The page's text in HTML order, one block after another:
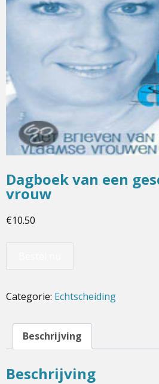
Dagboek van een
vrouw
€10.50
Categorie: Echtscheiding
Beschrijving
Beschrijving